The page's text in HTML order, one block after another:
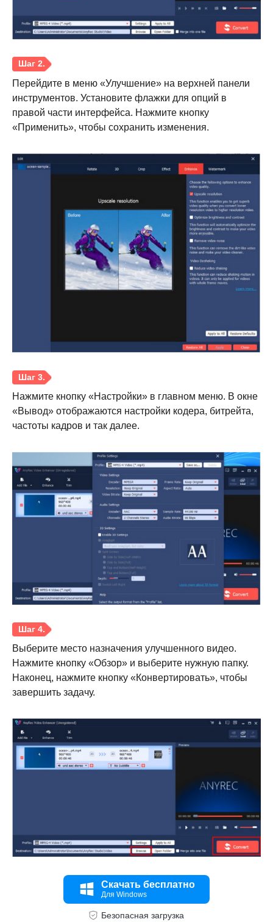
Шаг 1.
Шаг 2.
Перейдите в меню «Улучшение» на верхней панели
инструментов. Установите флажки для опций в
правой части интерфейса. Нажмите кнопку
«Применить», чтобы сохранить изменения.
Нажмите кнопку «Настройки» в главном меню. В окне
«Вывод» отображаются настройки кодера, битрейта,
частоты кадров и так далее.
Выберите место назначения улучшенного видео.
Нажмите кнопку «Обзор» и выберите нужную папку.
Наконец, нажмите кнопку «Конвертировать», чтобы
завершить задачу.
Скачать бесплатно
Для Windows
Безопасная загрузка